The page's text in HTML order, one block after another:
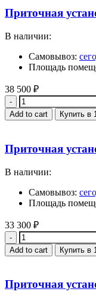
Приточная
В наличии:
Самовывоз:
Площадь
38 500 ₽
Quantity
Add to cart Купить в
Приточная
В наличии:
Самовывоз:
Площадь
33 300 ₽
Quantity
Add to cart Купить в
Приточная